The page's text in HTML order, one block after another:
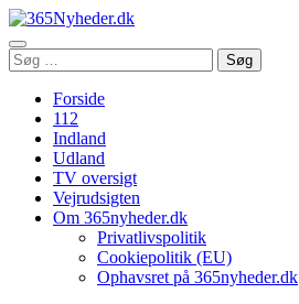
Åbn
menu
Søg
efter:
Søg
Forside
112
Indland
Udland
TV oversigt
Vejrudsigten
Om 365nyheder.dk
Privatlivspolitik
Cookiepolitik (EU)
Ophavsret på 365nyheder.dk